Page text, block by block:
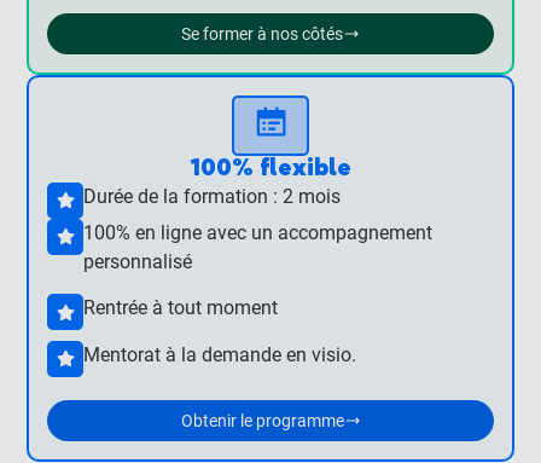
Se former à nos côtés
100% flexible
Durée de la formation : 2 mois
100% en ligne avec un accompagnement
personnalisé
Rentrée à tout moment
Mentorat à la demande en visio.
Obtenir le programme